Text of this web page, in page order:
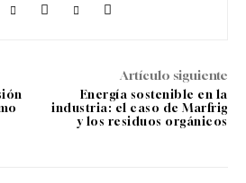
Artículo siguiente
Energía sostenible en la
industria: el caso de Marfrig
y los residuos orgánicos